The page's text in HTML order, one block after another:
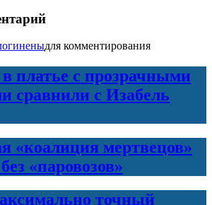
для комментирования
платье с прозрачными
сравнили с Изабель
«коалиция мертвецов»
«паровозов»
точный